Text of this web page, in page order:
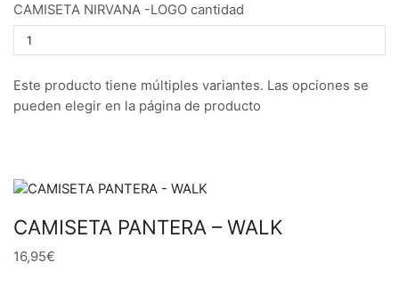
CAMISETA NIRVANA -LOGO cantidad
Este producto tiene múltiples variantes. Las opciones se
pueden elegir en la página de producto
CAMISETA PANTERA – WALK
16,95€